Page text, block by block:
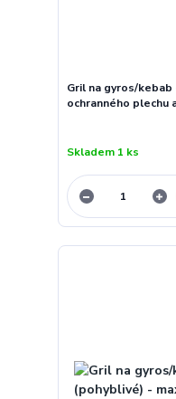
Gril na gyros/kebab
ochranného plechu
Skladem 1 ks